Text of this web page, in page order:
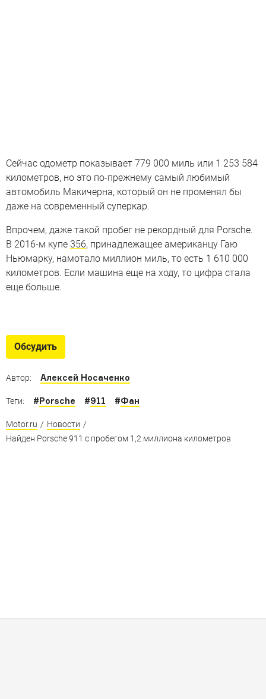
Сейчас одометр показывает 779 000 миль или 1 253 584
километров, но это по-прежнему самый любимый
автомобиль Макичерна, который он не променял бы
даже на современный суперкар.
Впрочем, даже такой пробег не рекордный для Porsche.
В 2016-м купе 356, принадлежащее американцу Гаю
Ньюмарку, намотало миллион миль, то есть 1 610 000
километров. Если машина еще на ходу, то цифра стала
еще больше.
Истории нескольких машин, которые проехали больше
Обсудить
Автор: Алексей Носаченко
Теги: #Porsche #911 #Фан
Motor.ru / Новости /
Найден Porsche 911 с пробегом 1,2 миллиона километров